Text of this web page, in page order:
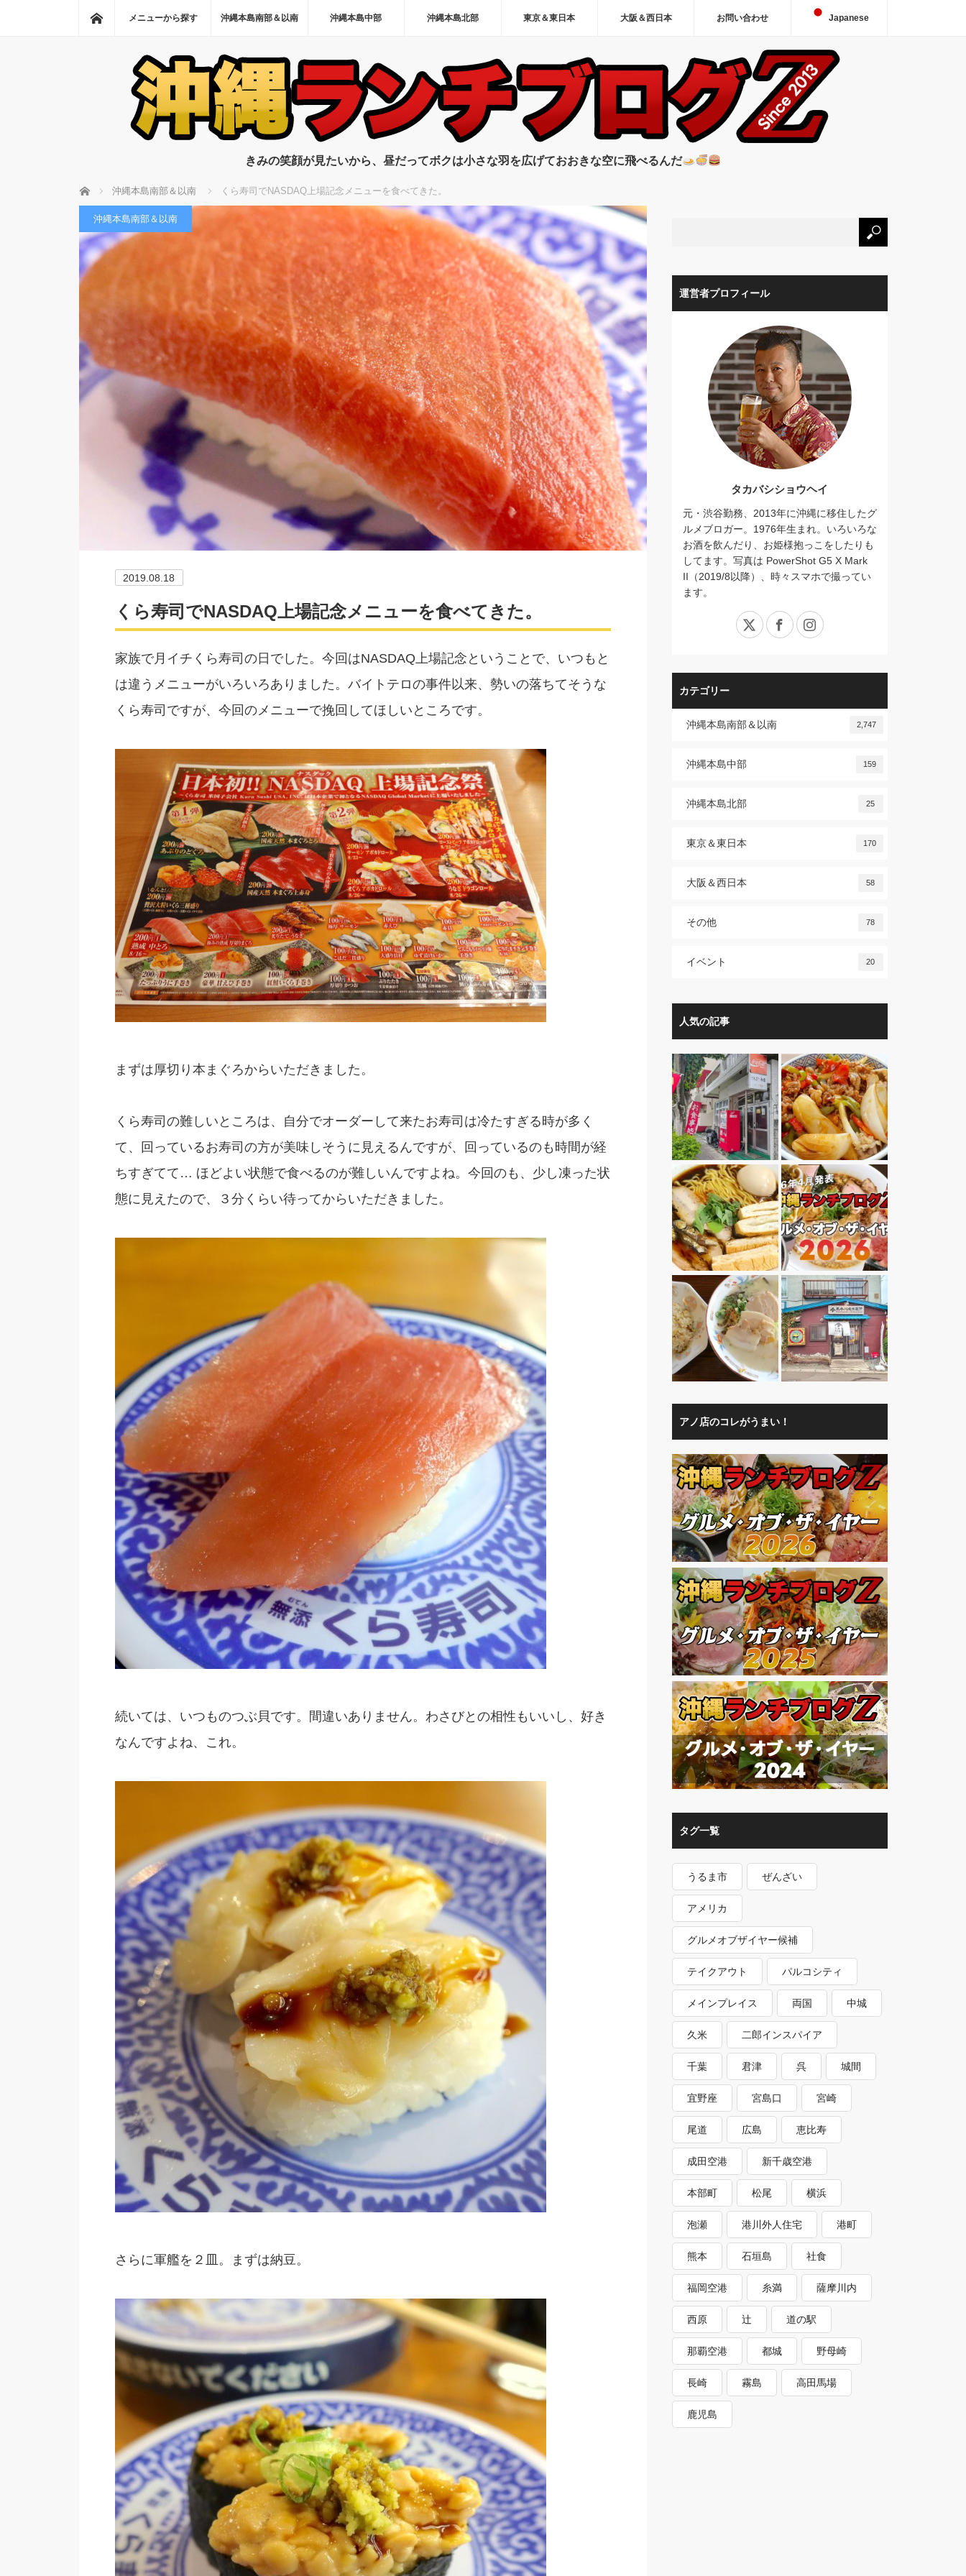
ホーム
メニューから探す 沖縄本島南部＆以南 沖縄本島中部 沖縄本島北部 東京＆東日本 大阪＆西日本 お問い合わせ Japanese
きみの笑顔が見たいから、昼だってボクは小さな羽を広げておおきな空に飛べるんだ
ホーム 沖縄本島南部＆以南 くら寿司でNASDAQ上場記念メニューを食べてきた。
沖縄本島南部＆以南
2019.08.18
くら寿司でNASDAQ上場記念メニューを食べてきた。
家族で月イチくら寿司の日でした。今回はNASDAQ上場記念ということで、いつもと
は違うメニューがいろいろありました。バイトテロの事件以来、勢いの落ちてそうな
くら寿司ですが、今回のメニューで挽回してほしいところです。
まずは厚切り本まぐろからいただきました。
くら寿司の難しいところは、自分でオーダーして来たお寿司は冷たすぎる時が多く
て、回っているお寿司の方が美味しそうに見えるんですが、回っているのも時間が経
ちすぎてて… ほどよい状態で食べるのが難しいんですよね。今回のも、少し凍った状
態に見えたので、３分くらい待ってからいただきました。
続いては、いつものつぶ貝です。間違いありません。わさびとの相性もいいし、好き
なんですよね、これ。
さらに軍艦を２皿。まずは納豆。
運営者プロフィール
タカバシショウヘイ
元・渋谷勤務、2013年に沖縄に移住したグ
ルメブロガー。1976年生まれ。いろいろな
お酒を飲んだり、お姫様抱っこをしたりも
してます。写真は PowerShot G5 X Mark
II（2019/8以降）、時々スマホで撮ってい
ます。
X FacebookInstagram
カテゴリー
沖縄本島南部＆以南 2,747
沖縄本島中部 159
沖縄本島北部 25
東京＆東日本 170
大阪＆西日本 58
その他 78
イベント 20
人気の記事
アノ店のコレがうまい！
タグ一覧
うるま市 ぜんざい
アメリカ
グルメオブザイヤー候補
テイクアウト パルコシティ
メインプレイス 両国 中城
久米 二郎インスパイア
千葉 君津 呉 城間
宜野座 宮島口 宮崎
尾道 広島 恵比寿
成田空港 新千歳空港
本部町 松尾 横浜
泡瀬 港川外人住宅 港町
熊本 石垣島 社食
福岡空港 糸満 薩摩川内
西原 辻 道の駅
那覇空港 都城 野母崎
長崎 霧島 高田馬場
鹿児島